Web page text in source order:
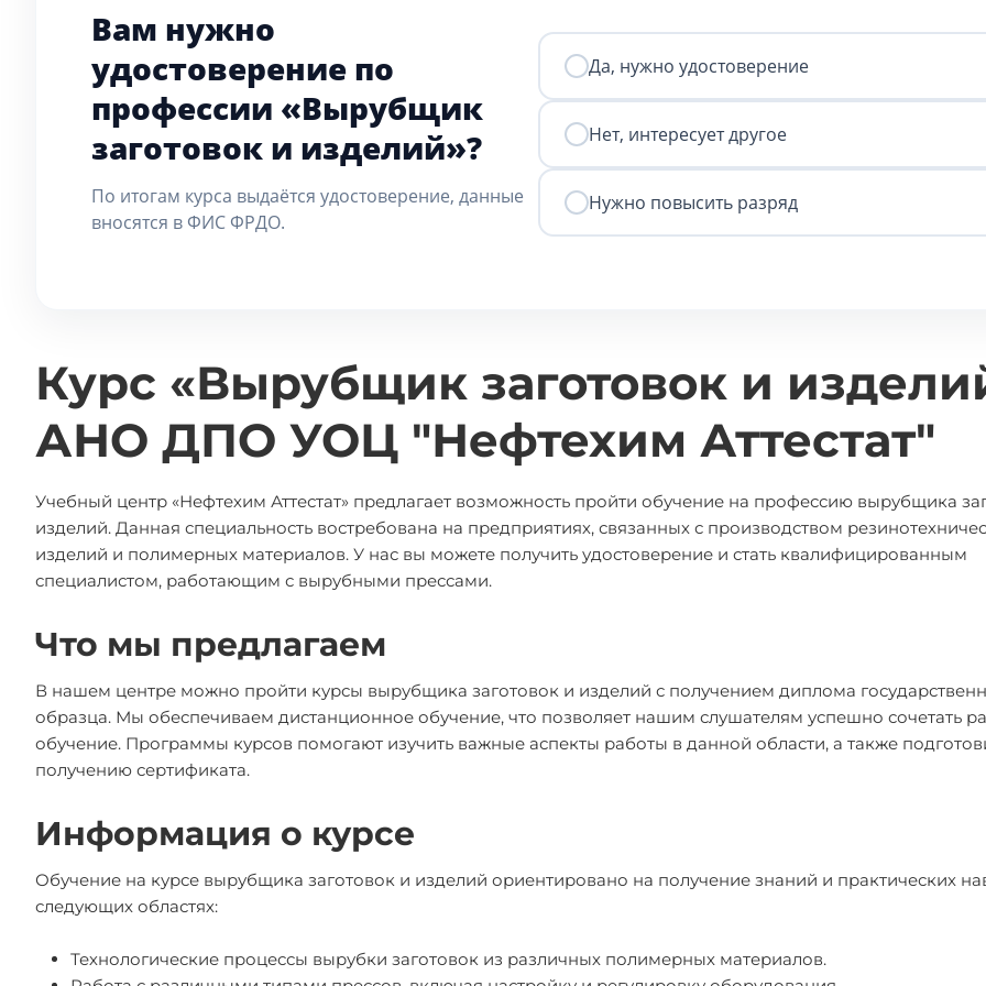
Вам нужно
удостоверение по
профессии «Вырубщик
заготовок и изделий»?
По итогам курса выдаётся удостоверение, данные
вносятся в ФИС ФРДО.
Да, нужно удостоверение
Нет, интересует другое
Нужно повысить разряд
Курс «Вырубщик заготовок и
АНО ДПО УОЦ "Нефтехим Аттестат"
Учебный центр «Нефтехим Аттестат» предлагает возможность пройти обучение на профессию вырубщика
изделий. Данная специальность востребована на предприятиях, связанных с производством
изделий и полимерных материалов. У нас вы можете получить удостоверение и стать квалифицированным
специалистом, работающим с вырубными прессами.
Что мы предлагаем
В нашем центре можно пройти курсы вырубщика заготовок и изделий с получением диплома
образца. Мы обеспечиваем дистанционное обучение, что позволяет нашим слушателям успешно сочетать
обучение. Программы курсов помогают изучить важные аспекты работы в данной области, а также
получению сертификата.
Информация о курсе
Обучение на курсе вырубщика заготовок и изделий ориентировано на получение знаний и практических
следующих областях:
Технологические процессы вырубки заготовок из различных полимерных материалов.